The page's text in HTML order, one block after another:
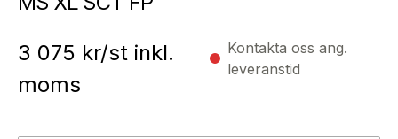
3 075 kr/st inkl.
moms
Kontakta oss ang.
leveranstid